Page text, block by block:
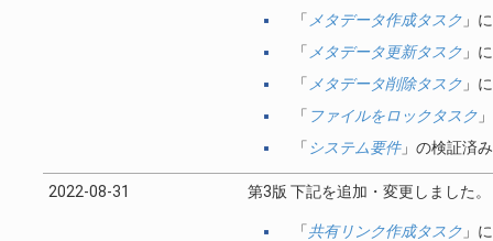
「 メタデータ作成タスク」
「 メタデータ更新タスク」
「 メタデータ削除タスク」
「 ファイルをロックタスク
「 システム要件」の検証済
2022-08-31 第3版 下記を追加・変更しました。
「共有リンク作成タスク」